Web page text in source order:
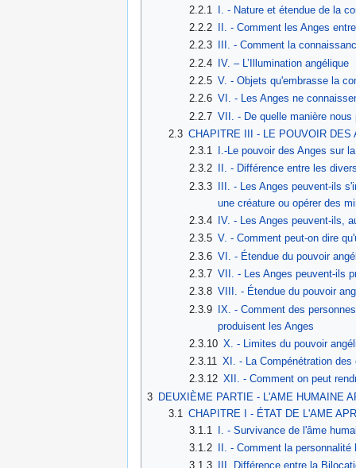
2.2.1
I. - Nature et étendue de la
2.2.2
II. - Comment les Anges
2.2.3
III. - Comment la
2.2.4 IV. – L’Illumination angélique
2.2.5 V. - Objets qu'embrasse la
2.2.6 VI. - Les Anges ne
2.2.7 VII. - De quelle manière
2.3 CHAPITRE III - LE POUVOIR DES
2.3.1
I.-Le pouvoir des Anges sur
2.3.2
II. - Différence entre les
2.3.3 III. - Les Anges peuvent-ils
une créature ou opérer des
2.3.4
IV. - Les Anges peuvent-ils,
2.3.5 V. - Comment peut-on dire
2.3.6 VI. - Étendue du pouvoir
2.3.7 VII. - Les Anges peuvent-ils
2.3.8 VIII. - Étendue du pouvoir
2.3.9 IX. - Comment des
produisent les Anges
2.3.10 X. - Limites du pouvoir
2.3.11 XI. - La Compénétration des
2.3.12 XII. - Comment on peut
3 DEUXIÈME PARTIE - L'AME HUMAINE
3.1
CHAPITRE I - ÉTAT DE L'AME
3.1.1
I. - Survivance de l'âme
3.1.2
II. - Comment la
3.1.3
III. Différence entre la